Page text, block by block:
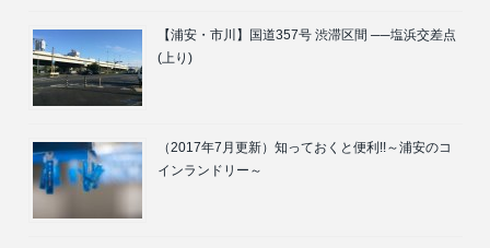
【浦安・市川】国道357号 渋滞区間 ──塩浜交差点
(上り)
（2017年7月更新）知っておくと便利!!～浦安のコ
インランドリー～